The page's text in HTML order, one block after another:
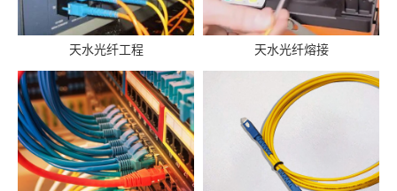
天水光纤工程 天水光纤熔接